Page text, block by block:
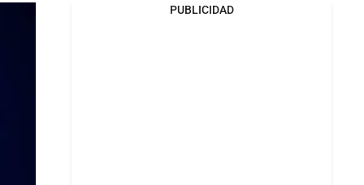
PUBLICIDAD